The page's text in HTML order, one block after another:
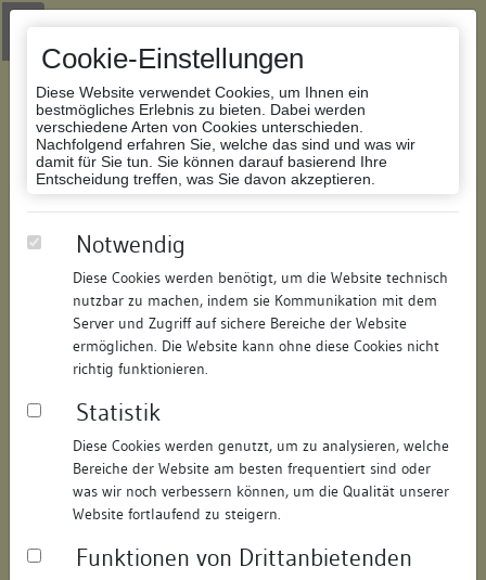
Cookie-Einstellungen
Diese Website verwendet Cookies, um Ihnen ein
bestmögliches Erlebnis zu bieten. Dabei werden
verschiedene Arten von Cookies unterschieden.
Nachfolgend erfahren Sie, welche das sind und was wir
damit für Sie tun. Sie können darauf basierend Ihre
Entscheidung treffen, was Sie davon akzeptieren.
Notwendig
Diese Cookies werden benötigt, um die Website technisch
nutzbar zu machen, indem sie Kommunikation mit dem
Server und Zugriff auf sichere Bereiche der Website
ermöglichen. Die Website kann ohne diese Cookies nicht
richtig funktionieren.
Statistik
Diese Cookies werden genutzt, um zu analysieren, welche
Bereiche der Website am besten frequentiert sind oder
was wir noch verbessern können, um die Qualität unserer
Website fortlaufend zu steigern.
Funktionen von Drittanbietenden
Zur Navigation springen
Zum Inhalt der Website springen
Datenbank Bauforschung/Restaurierung
144450471917/Datum:21.07.2015
Datenbestand:
Bauforschung
Als PDF herunterladen:
Objektdaten
Straße: Marktstraße
Hausnummer: 18
Postleitzahl: 88212